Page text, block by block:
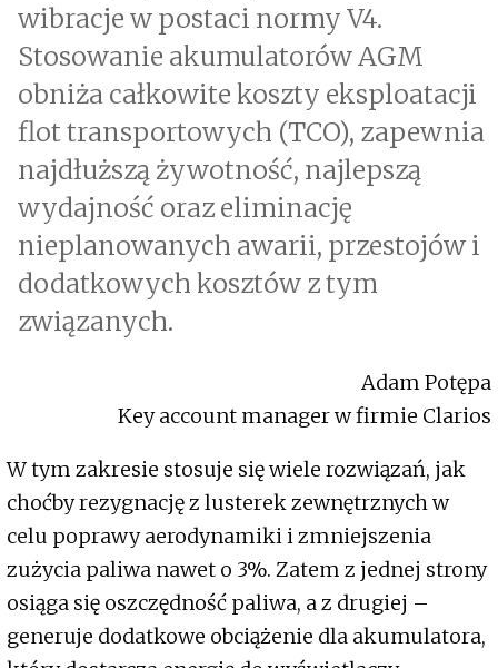
wibracje w postaci normy V4.
Stosowanie akumulatorów AGM
obniża całkowite koszty eksploatacji
flot transportowych (TCO), zapewnia
najdłuższą żywotność, najlepszą
wydajność oraz eliminację
nieplanowanych awarii, przestojów i
dodatkowych kosztów z tym
związanych.
Adam Potępa
Key account manager w firmie Clarios
W tym zakresie stosuje się wiele rozwiązań, jak
choćby rezygnację z lusterek zewnętrznych w
celu poprawy aerodynamiki i zmniejszenia
zużycia paliwa nawet o 3%. Zatem z jednej strony
osiąga się oszczędność paliwa, a z drugiej –
generuje dodatkowe obciążenie dla akumulatora,